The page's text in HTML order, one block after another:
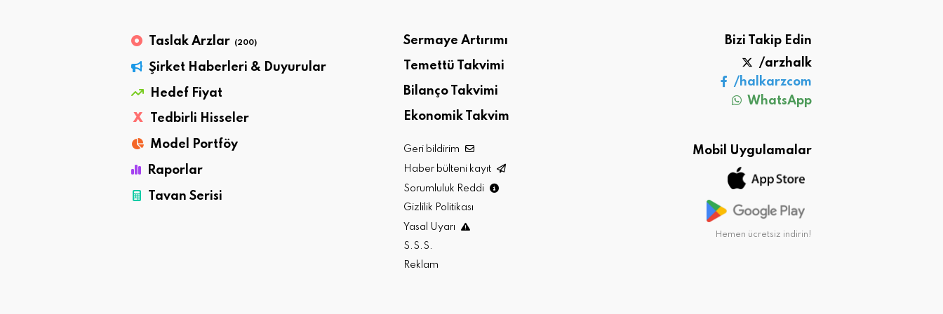
Taslak Arzlar (200)
Şirket Haberleri & Duyurular
Hedef Fiyat
X
Tedbirli Hisseler
Model Portföy
Raporlar
Tavan Serisi
Sermaye Artırımı
Temettü Takvimi
Bilanço Takvimi
Ekonomik Takvim
Geri bildirim
Haber bülteni kayıt
Sorumluluk Reddi
Gizlilik Politikası
Yasal Uyarı
S.S.S.
Reklam
Bizi Takip Edin
/arzhalk
/halkarzcom
WhatsApp
Mobil Uygulamalar
Hemen ücretsiz indirin!